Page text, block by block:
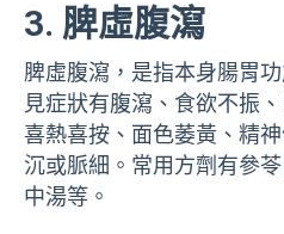
3. 脾虛腹瀉
脾虛腹瀉，是指本身腸胃
見症狀有腹瀉、食欲不振
喜熱喜按、面色萎黃、精
沉或脈細。常用方劑有參
中湯等。